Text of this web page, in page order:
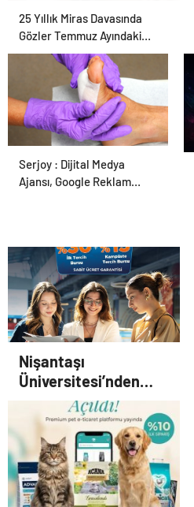
25 Yıllık Miras Davasında
Gözler Temmuz Ayındaki
Karar Duruşmasına Çevrildi
Ortopodoloji İle Diyabetik
Ayak Yarası Tedavisi
Serjoy : Dijital Medya
Ajansı, Google Reklam
Nişantaşı
Üniversitesi’nden
2026 YKS Adaylarına
Çifte Güvence: Sabit
Ücret ve Kesintisiz
Burs